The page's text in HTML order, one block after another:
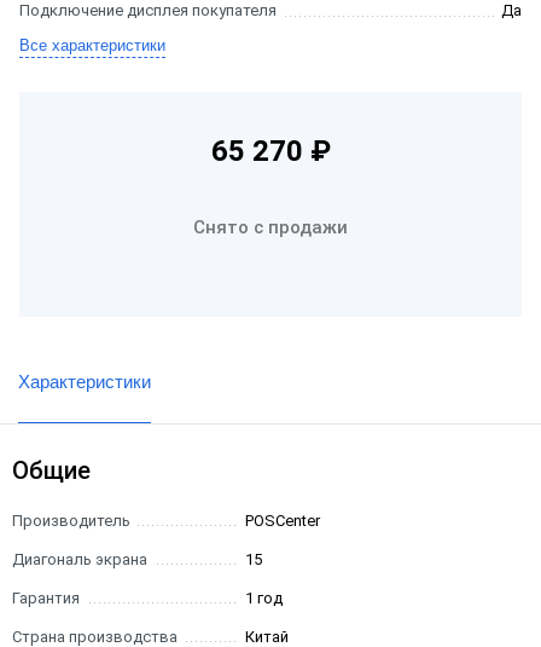
Подключение дисплея покупателя
Да
Все характеристики
65 270 ₽
Снято с продажи
Характеристики
Общие
Производитель POSCenter
Диагональ экрана 15
Гарантия 1 год
Страна производства Китай